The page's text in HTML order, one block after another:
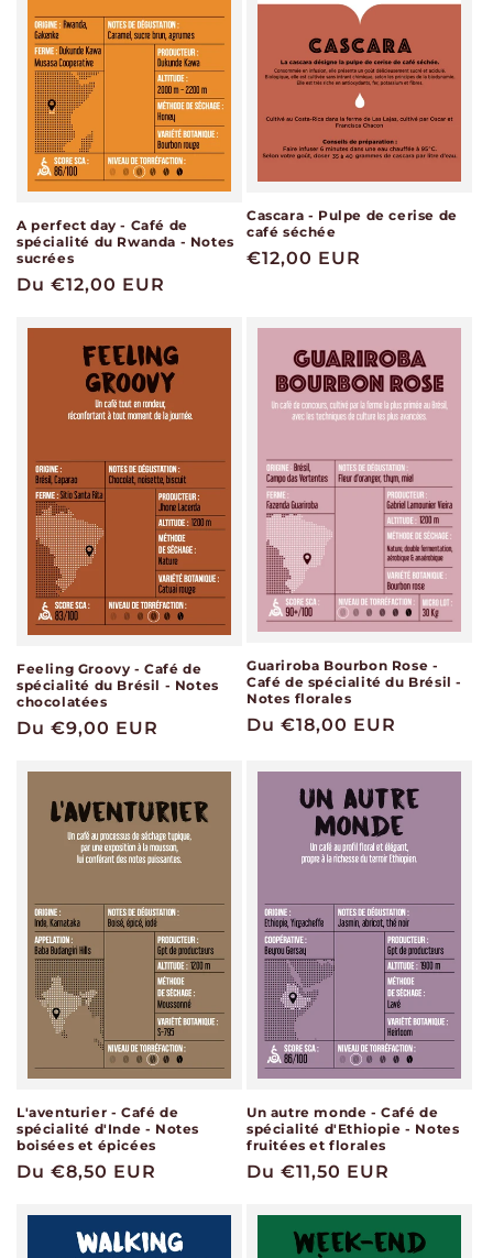
A perfect day - Café de
spécialité du Rwanda - Notes
sucrées
Prix
Du €12,00 EUR
Cascara - Pulpe de cerise de
café séchée
Prix
€12,00 EUR
Feeling Groovy - Café de
spécialité du Brésil - Notes
chocolatées
Prix
Du €9,00 EUR
Guariroba Bourbon Rose -
Café de spécialité du Brésil -
Notes florales
Prix
Du €18,00 EUR
L'aventurier - Café de
spécialité d'Inde - Notes
boisées et épicées
Prix
Du €8,50 EUR
Un autre monde - Café de
spécialité d'Ethiopie - Notes
fruitées et florales
Prix
Du €11,50 EUR